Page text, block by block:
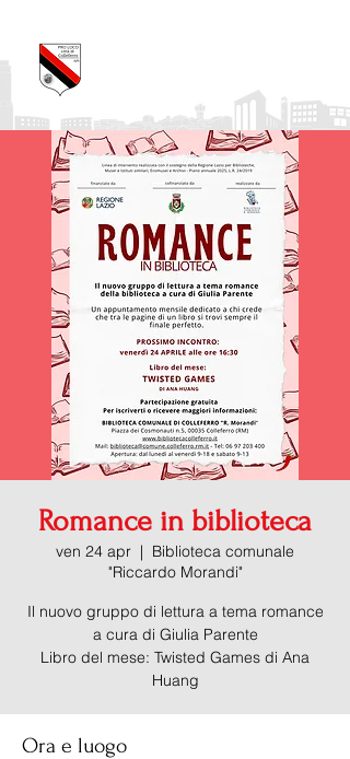
Romance in biblioteca
ven 24 apr
  |
Biblioteca comunale
"Riccardo Morandi"
Il nuovo gruppo di lettura a tema romance
a cura di Giulia Parente
Libro del mese: Twisted Games di Ana
Huang
Ora e luogo